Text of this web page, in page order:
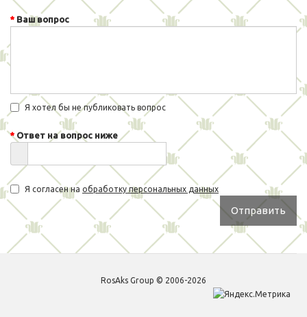
Ваш вопрос
Я хотел бы не публиковать вопрос
Ответ на вопрос ниже
Я согласен на обработку персональных данных
Отправить
RosAks Group © 2006-2026